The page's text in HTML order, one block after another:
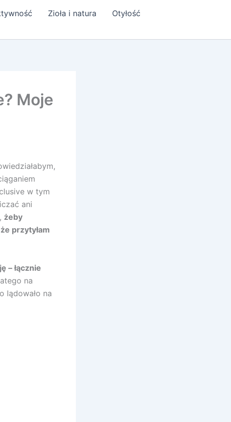
Zioła i natura
Otyłość
Moje
w tym
ani
żeby
przytyłam
– łącznie
na
lądowało na